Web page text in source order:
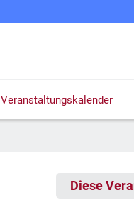
Veranstaltungskalender
Diese